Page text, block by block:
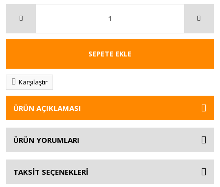
SEPETE EKLE
Karşılaştır
ÜRÜN AÇIKLAMASI
ÜRÜN YORUMLARI
TAKSİT SEÇENEKLERİ